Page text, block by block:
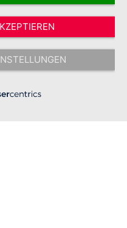
zzgl.Versandkostenund ggf.
anders angegeben.
Hilfe e.V. - Alle Rechte